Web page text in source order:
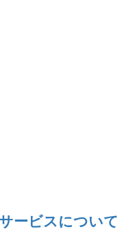
ービスについて